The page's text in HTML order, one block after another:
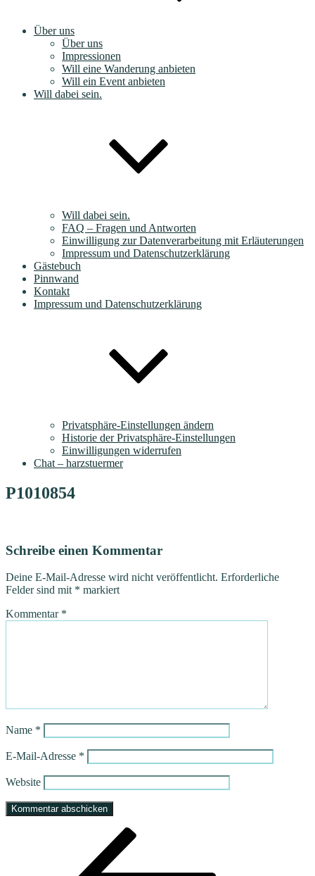
Über uns
Über uns
Impressionen
Will eine Wanderung anbieten
Will ein Event anbieten
Will dabei sein.
Will dabei sein.
FAQ – Fragen und Antworten
Einwilligung zur Datenverarbeitung mit Erläuterungen
Impressum und Datenschutzerklärung
Gästebuch
Pinnwand
Kontakt
Impressum und Datenschutzerklärung
Privatsphäre-Einstellungen ändern
Historie der Privatsphäre-Einstellungen
Einwilligungen widerrufen
Chat – harzstuermer
P1010854
Schreibe einen Kommentar
Deine E-Mail-Adresse wird nicht veröffentlicht. Erforderliche
Felder sind mit * markiert
Kommentar *
Name *
E-Mail-Adresse *
Website
Beitragsnavigation